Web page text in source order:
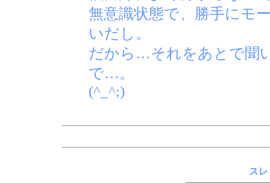
無意識状態で、勝手にモ
いだし。
だから…それをあとで聞
で…。
(^_^;)
ス